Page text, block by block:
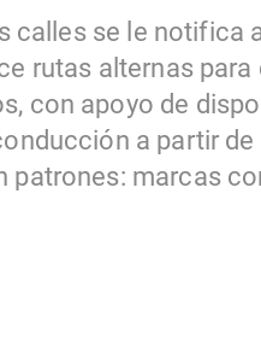
calles se le notifica
rutas alternas para
con apoyo de
a partir
marcas